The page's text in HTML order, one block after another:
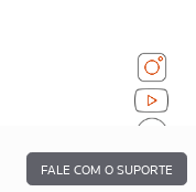
FALE COM O SUPORTE